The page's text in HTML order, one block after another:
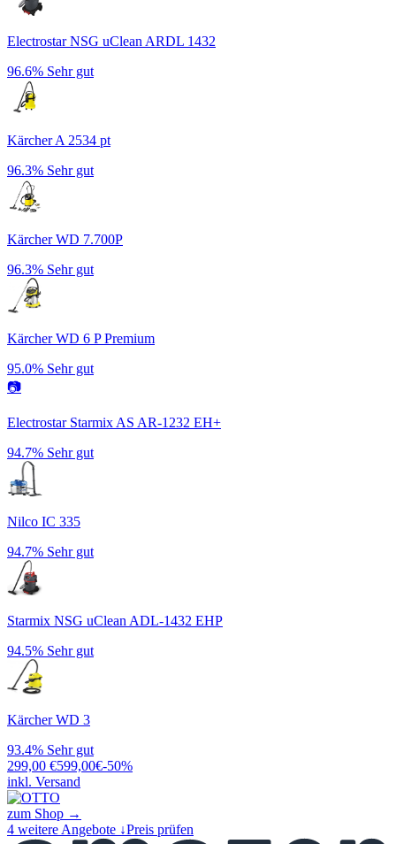
Electrostar NSG uClean ARDL 1432
96.6% Sehr gut
Kärcher A 2534 pt
96.3% Sehr gut
Kärcher WD 7.700P
96.3% Sehr gut
Kärcher WD 6 P Premium
95.0% Sehr gut
📷
Electrostar Starmix AS AR-1232 EH+
94.7% Sehr gut
Nilco IC 335
94.7% Sehr gut
Starmix NSG uClean ADL-1432 EHP
94.5% Sehr gut
Kärcher WD 3
93.4% Sehr gut
299,00 €599,00€-50%
inkl. Versand
zum Shop →
4 weitere Angebote ↓Preis prüfen